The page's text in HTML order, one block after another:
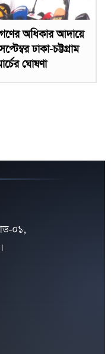
অধিকার আদায়ে
ঢাকা-চট্টগ্রাম
ঘোষণা
০১,